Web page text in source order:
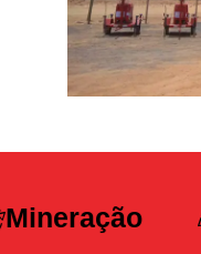
Saneamento